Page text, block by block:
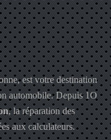
est votre destination
automobile. Depuis 1O
, la réparation des
aux calculateurs.